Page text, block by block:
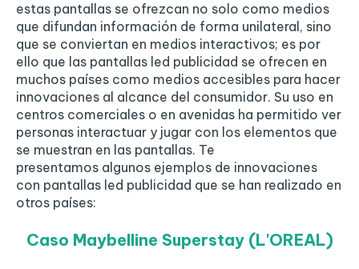
estas pantallas se ofrezcan no solo como medios
que difundan información de forma unilateral, sino
que se conviertan en medios interactivos; es por
ello que las pantallas led publicidad se ofrecen en
muchos países como medios accesibles para hacer
innovaciones al alcance del consumidor. Su uso en
centros comerciales o en avenidas ha permitido ver
personas interactuar y jugar con los elementos que
se muestran en las pantallas. Te
presentamos algunos ejemplos de innovaciones
con pantallas led publicidad que se han realizado en
otros países:
Caso Maybelline Superstay (L'OREAL)